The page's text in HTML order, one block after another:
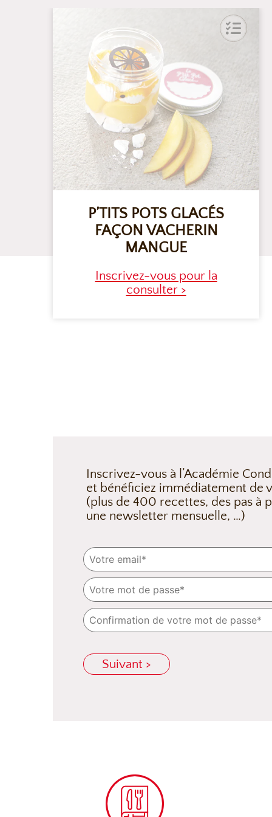
P’TITS POTS GLACÉS
FAÇON VACHERIN
MANGUE
Inscrivez-vous pour la
consulter >
Inscrivez-vous à l’Académie
et bénéficiez immédiatement de
(plus de 400 recettes, des pas à
une newsletter mensuelle, …)
Suivant >